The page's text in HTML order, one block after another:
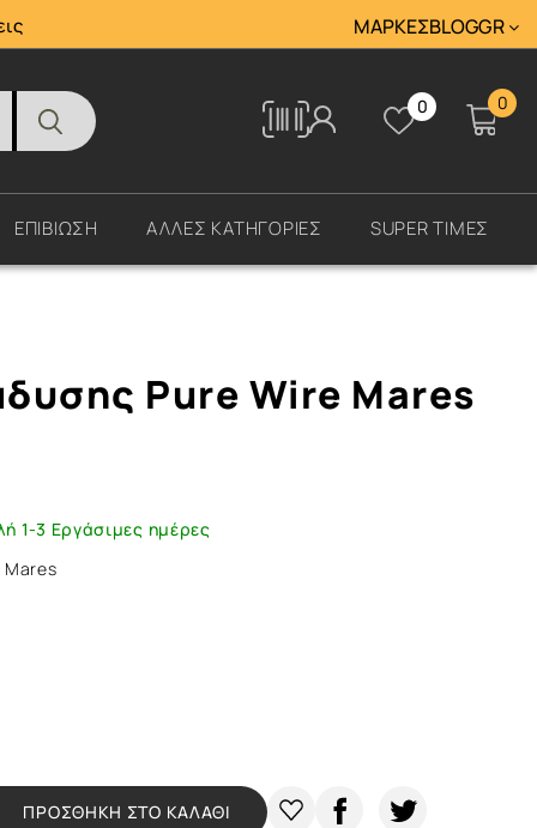
Tracking ΜΆΡΚΕΣBLOGGR
Tracking 0 0
ΕΠΙΒΙΩΣΗ ΑΛΛΕΣ ΚΑΤΗΓΟΡΙΕΣ SUPER ΤΙΜΕΣ
Pure Wire Mares
1-3 Εργάσιμες ημέρες
Mares
ΠΡΟΣΘΗΚΗ ΣΤΟ ΚΑΛΑΘΙ